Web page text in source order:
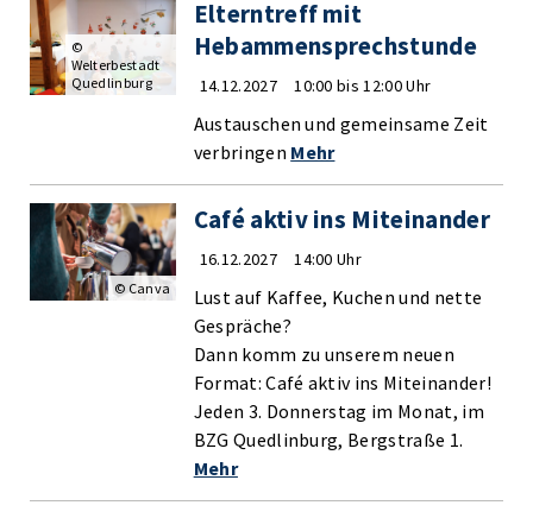
Elterntreff mit
Hebammensprechstunde
14.12.2027 10:00 bis 12:00 Uhr
Austauschen und gemeinsame Zeit
verbringen Mehr
©
Welterbestadt
Quedlinburg
Café aktiv ins Miteinander
16.12.2027 14:00 Uhr
Lust auf Kaffee, Kuchen und nette
Gespräche?
Dann komm zu unserem neuen
Format: Café aktiv ins Miteinander!
Jeden 3. Donnerstag im Monat, im
BZG Quedlinburg, Bergstraße 1.
Mehr
© Canva